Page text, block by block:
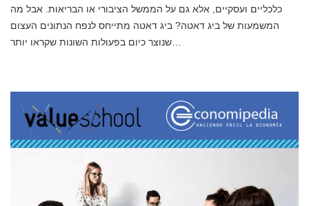
כלכליים ועסקיים, אלא גם על הממשל הציבורי או הבריאות. אבל מה
המשמעות של ביג דאטה? ביג דאטה מתייחס לנפח הנתונים העצום
שנוצר כיום בפעולות השונות שקראו יותר…